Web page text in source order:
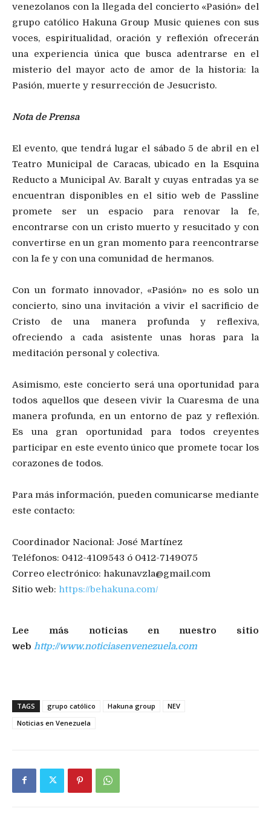
venezolanos con la llegada del concierto «Pasión» del
grupo católico Hakuna Group Music quienes con sus
voces, espiritualidad, oración y reflexión ofrecerán
una experiencia única que busca adentrarse en el
misterio del mayor acto de amor de la historia: la
Pasión, muerte y resurrección de Jesucristo.
Nota de Prensa
El evento, que tendrá lugar el sábado 5 de abril en el
Teatro Municipal de Caracas, ubicado en la Esquina
Reducto a Municipal Av. Baralt y cuyas entradas ya se
encuentran disponibles en el sitio web de Passline
promete ser un espacio para renovar la fe,
encontrarse con un cristo muerto y resucitado y con
convertirse en un gran momento para reencontrarse
con la fe y con una comunidad de hermanos.
Con un formato innovador, «Pasión» no es solo un
concierto, sino una invitación a vivir el sacrificio de
Cristo de una manera profunda y reflexiva,
ofreciendo a cada asistente unas horas para la
meditación personal y colectiva.
Asimismo, este concierto será una oportunidad para
todos aquellos que deseen vivir la Cuaresma de una
manera profunda, en un entorno de paz y reflexión.
Es una gran oportunidad para todos creyentes
participar en este evento único que promete tocar los
corazones de todos.
Para más información, pueden comunicarse mediante
este contacto:
Coordinador Nacional: José Martínez
Teléfonos: 0412-4109543 ó 0412-7149075
Correo electrónico: hakunavzla@gmail.com
Sitio web: https://behakuna.com/
Lee más noticias en nuestro sitio
web http://www.noticiasenvenezuela.com
TAGS grupo católico Hakuna group
NEV
Noticias en Venezuela